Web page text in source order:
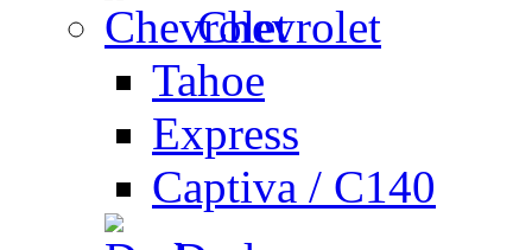
Chevrolet
Tahoe
Express
Captiva / C140